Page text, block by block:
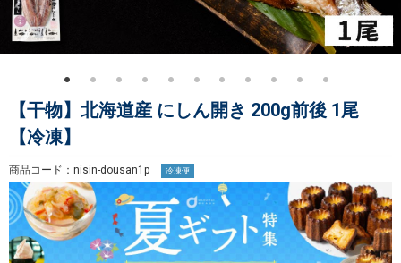
【干物】北海道産 にしん開き 200g前後 1尾
【冷凍】
商品コード：nisin-dousan1p 冷凍便